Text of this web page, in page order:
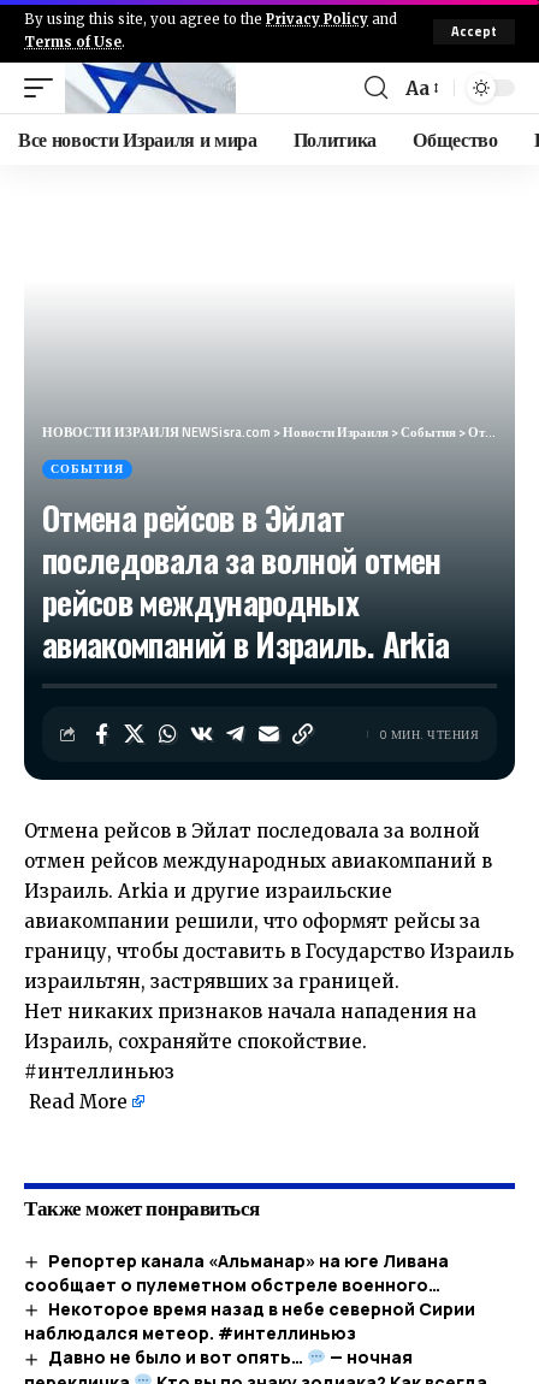
By using this site, you agree to the Privacy Policy and
Terms of Use.
Accept
Aa
Все новости Израиля и мира Политика Общество
НОВОСТИ ИЗРАИЛЯ NEWSisra.com >Новости Израиля>События>Отмена рейсов в Эйлат последовала за волной отмен рейсов международных авиакомпаний в Израиль. Arkia
СОБЫТИЯ
Отмена рейсов в Эйлат
последовала за волной отмен
рейсов международных
авиакомпаний в Израиль. Arkia
0 МИН. ЧТЕНИЯ
Отмена рейсов в Эйлат последовала за волной
отмен рейсов международных авиакомпаний в
Израиль. Arkia и другие израильские
авиакомпании решили, что оформят рейсы за
границу, чтобы доставить в Государство Израиль
израильтян, застрявших за границей.
Нет никаких признаков начала нападения на
Израиль, сохраняйте спокойствие.
#интеллиньюз
Read More
Также может понравиться
Репортер канала «Альманар» на юге Ливана
сообщает о пулеметном обстреле военного…​
Некоторое время назад в небе северной Сирии
наблюдался метеор. #интеллиньюз
Давно не было и вот опять…
— ночная